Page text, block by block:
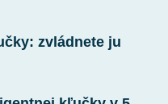
zvládnete ju